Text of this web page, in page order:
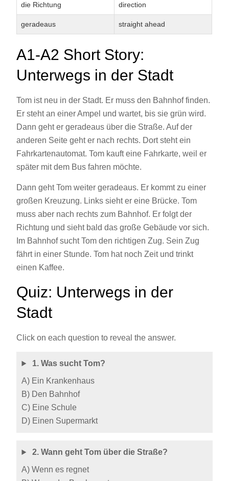
die Richtung direction
geradeaus straight ahead
A1-A2 Short Story:
Unterwegs in der Stadt
Tom ist neu in der Stadt. Er muss den Bahnhof finden.
Er steht an einer Ampel und wartet, bis sie grün wird.
Dann geht er geradeaus über die Straße. Auf der
anderen Seite geht er nach rechts. Dort steht ein
Fahrkartenautomat. Tom kauft eine Fahrkarte, weil er
später mit dem Bus fahren möchte.
Dann geht Tom weiter geradeaus. Er kommt zu einer
großen Kreuzung. Links sieht er eine Brücke. Tom
muss aber nach rechts zum Bahnhof. Er folgt der
Richtung und sieht bald das große Gebäude vor sich.
Im Bahnhof sucht Tom den richtigen Zug. Sein Zug
fährt in einer Stunde. Tom hat noch Zeit und trinkt
einen Kaffee.
Quiz: Unterwegs in der
Stadt
Click on each question to reveal the answer.
1. Was sucht Tom?
A) Ein Krankenhaus
B) Den Bahnhof
C) Eine Schule
D) Einen Supermarkt
2. Wann geht Tom über die Straße?
A) Wenn es regnet